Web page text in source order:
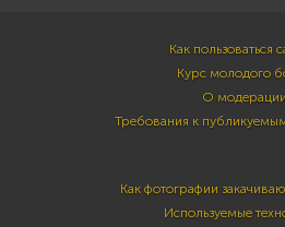
Как пользоваться
Курс молодого
О модерации
Требования к
Как фотографии
Используемые